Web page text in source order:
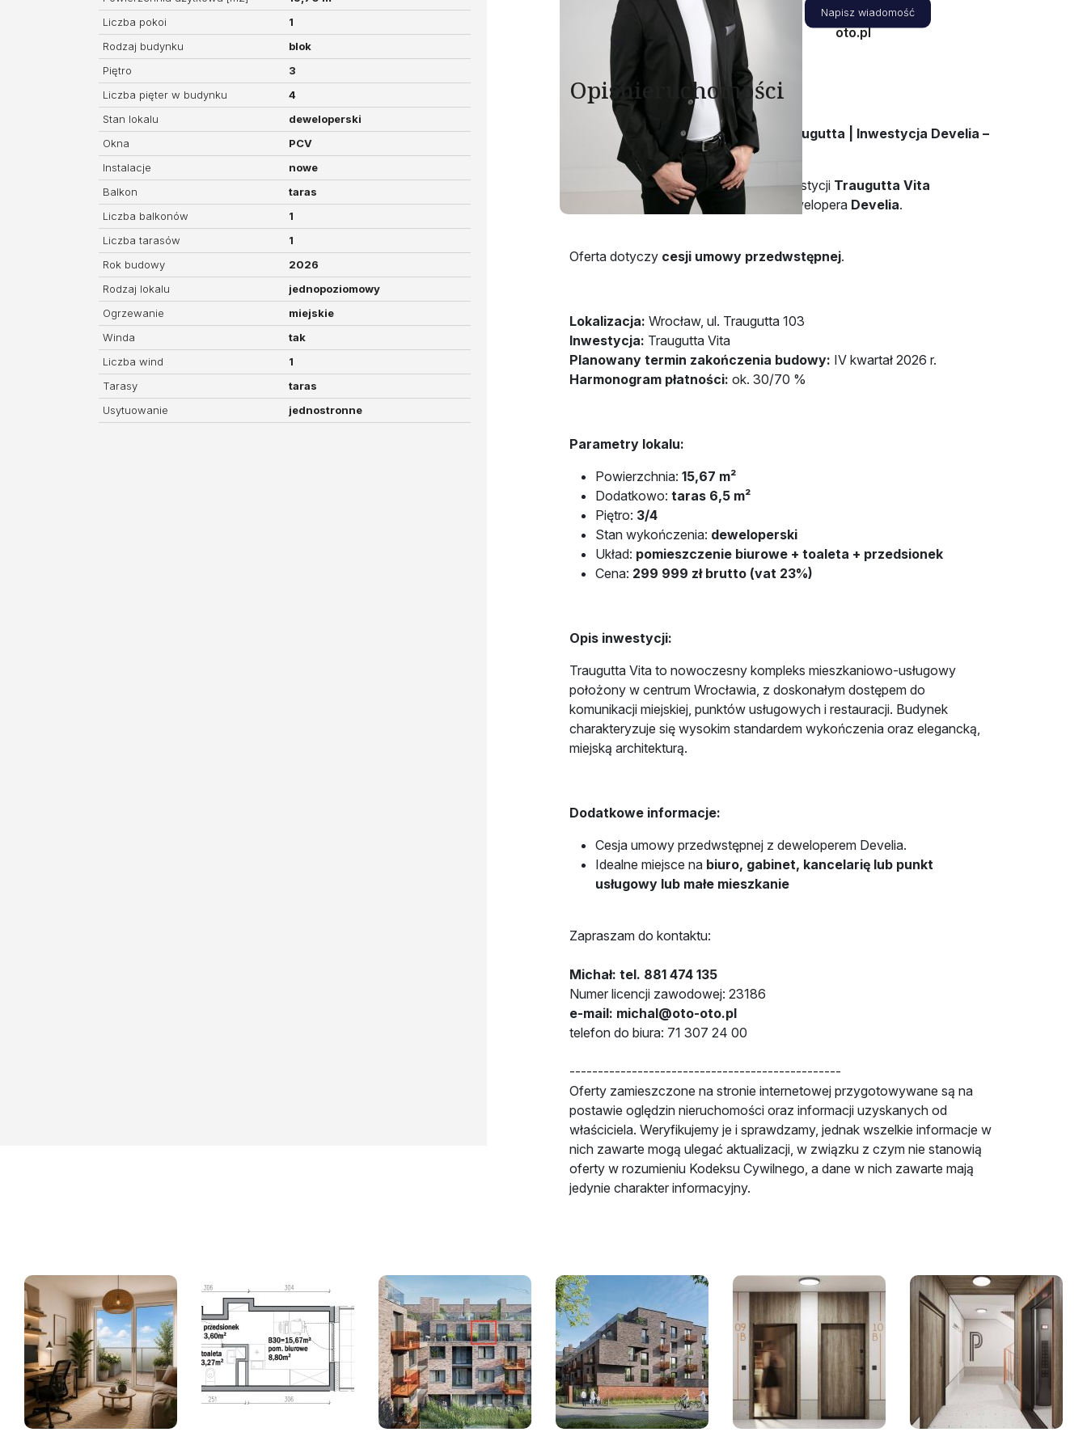
Liczba pokoi
1
Rodzaj budynku
blok
Piętro
3
Liczba pięter w budynku
4
Stan lokalu
deweloperski
Okna
PCV
Instalacje
nowe
Balkon
taras
Liczba balkonów
1
Liczba tarasów
1
Rok budowy
2026
Rodzaj lokalu
jednopoziomowy
Ogrzewanie
miejskie
Winda
tak
Liczba wind
1
Tarasy
taras
Usytuowanie
jednostronne
michal@oto-
oto.pl
Napisz wiadomość
Opis nieruchomości
Na sprzedaż lokal – Wrocław, ul. Traugutta | Inwestycja Develia –
Traugutta Vita
Na sprzedaż lokal w nowoczesnej inwestycji Traugutta Vita
realizowanej przez renomowanego dewelopera Develia.
Oferta dotyczy cesji umowy przedwstępnej.
Lokalizacja: Wrocław, ul. Traugutta 103
Inwestycja: Traugutta Vita
Planowany termin zakończenia budowy: IV kwartał 2026 r.
Harmonogram płatności: ok. 30/70 %
Parametry lokalu:
Powierzchnia: 15,67 m²
Dodatkowo: taras 6,5 m²
Piętro: 3/4
Stan wykończenia: deweloperski
Układ: pomieszczenie biurowe + toaleta + przedsionek
Cena: 299 999 zł brutto (vat 23%)
Opis inwestycji:
Traugutta Vita to nowoczesny kompleks mieszkaniowo-usługowy
położony w centrum Wrocławia, z doskonałym dostępem do
komunikacji miejskiej, punktów usługowych i restauracji. Budynek
charakteryzuje się wysokim standardem wykończenia oraz elegancką,
miejską architekturą.
Dodatkowe informacje:
Cesja umowy przedwstępnej z deweloperem Develia.
Idealne miejsce na biuro, gabinet, kancelarię lub punkt
usługowy lub małe mieszkanie
Zapraszam do kontaktu:
Michał: tel. 881 474 135
Numer licencji zawodowej: 23186
e-mail: michal@oto-oto.pl
telefon do biura: 71 307 24 00
------------------------------------------------
Oferty zamieszczone na stronie internetowej przygotowywane są na
postawie oględzin nieruchomości oraz informacji uzyskanych od
właściciela. Weryfikujemy je i sprawdzamy, jednak wszelkie informacje w
nich zawarte mogą ulegać aktualizacji, w związku z czym nie stanowią
oferty w rozumieniu Kodeksu Cywilnego, a dane w nich zawarte mają
jedynie charakter informacyjny.